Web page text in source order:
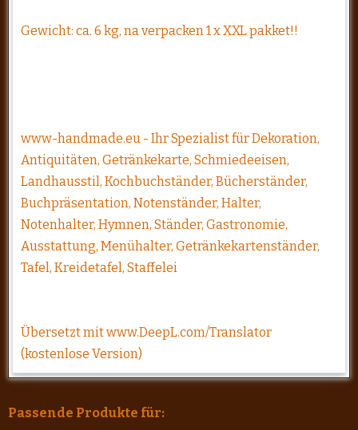
Gewicht: ca. 6 kg, na verpacken 1 x XXL pakket!!
www-handmade.eu - Ihr Spezialist für Dekoration,
Antiquitäten, Getränkekarte, Schmiedeeisen,
Landhausstil, Kochbuchständer, Bücherständer,
Buchpräsentation, Notenständer, Halter,
Notenhalter, Hymnen, Ständer, Gastronomie,
Ausstattung, Menühalter, Getränkekartenständer,
Tafel, Kreidetafel, Staffelei
Übersetzt mit www.DeepL.com/Translator
(kostenlose Version)
Passende Produkte für: